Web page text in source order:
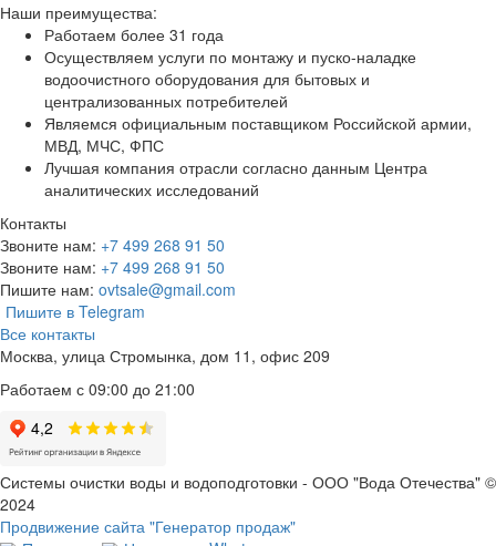
Наши преимущества:
Работаем более 31 года
Осуществляем услуги по монтажу и пуско-наладке
водоочистного оборудования для бытовых и
централизованных потребителей
Являемся официальным поставщиком Российской армии,
МВД, МЧС, ФПС
Лучшая компания отрасли согласно данным Центра
аналитических исследований
Контакты
Звоните нам: +7 499 268 91 50
Звоните нам: +7 499 268 91 50
Пишите нам: ovtsale@gmail.com
Пишите в Telegram
Все контакты
Москва, улица Стромынка, дом 11, офис 209
Работаем с 09:00 до 21:00
Системы очистки воды и водоподготовки - ООО "Вода Отечества" ©
2024
Продвижение сайта "Генератор продаж"